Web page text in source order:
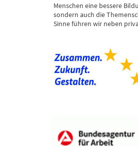
Menschen eine bessere
sondern auch die
Sinne führen wir neben